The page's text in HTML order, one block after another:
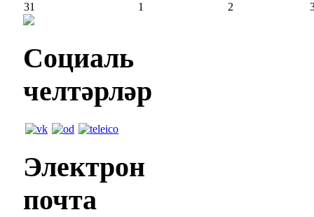
31
1 2
Социаль
челтәрләр
Электрон
почта